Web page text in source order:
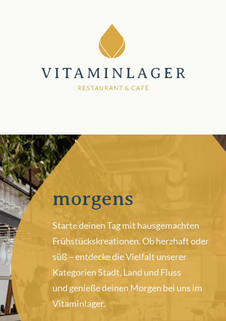
morgens
Starte deinen Tag mit hausgemachten
Frühstückskreationen. Ob herzhaft oder
süß – entdecke die Vielfalt unserer
Kategorien Stadt, Land und Fluss
und genieße deinen Morgen bei uns im
Vitaminlager.